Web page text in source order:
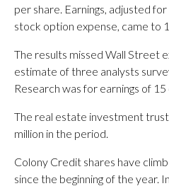
per share. Earnings, adjusted
stock option expense, came to
The results missed Wall Street
estimate of three analysts
Research was for earnings of
The real estate investment
million in the period.
Colony Credit shares have
since the beginning of the year.